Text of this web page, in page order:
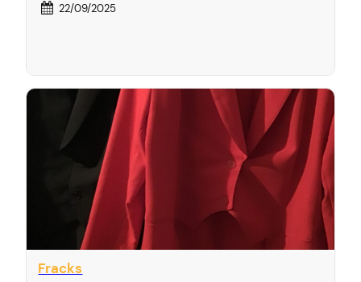
22/09/2025
Fracks